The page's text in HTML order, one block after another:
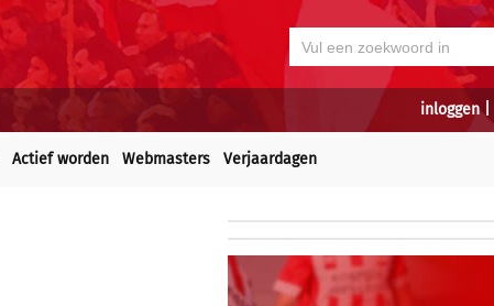
inloggen|
Actief worden Webmasters Verjaardagen